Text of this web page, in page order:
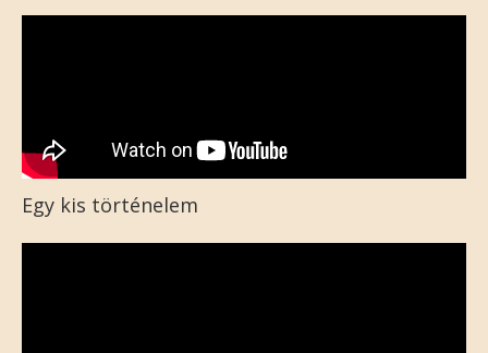
Egy kis történelem